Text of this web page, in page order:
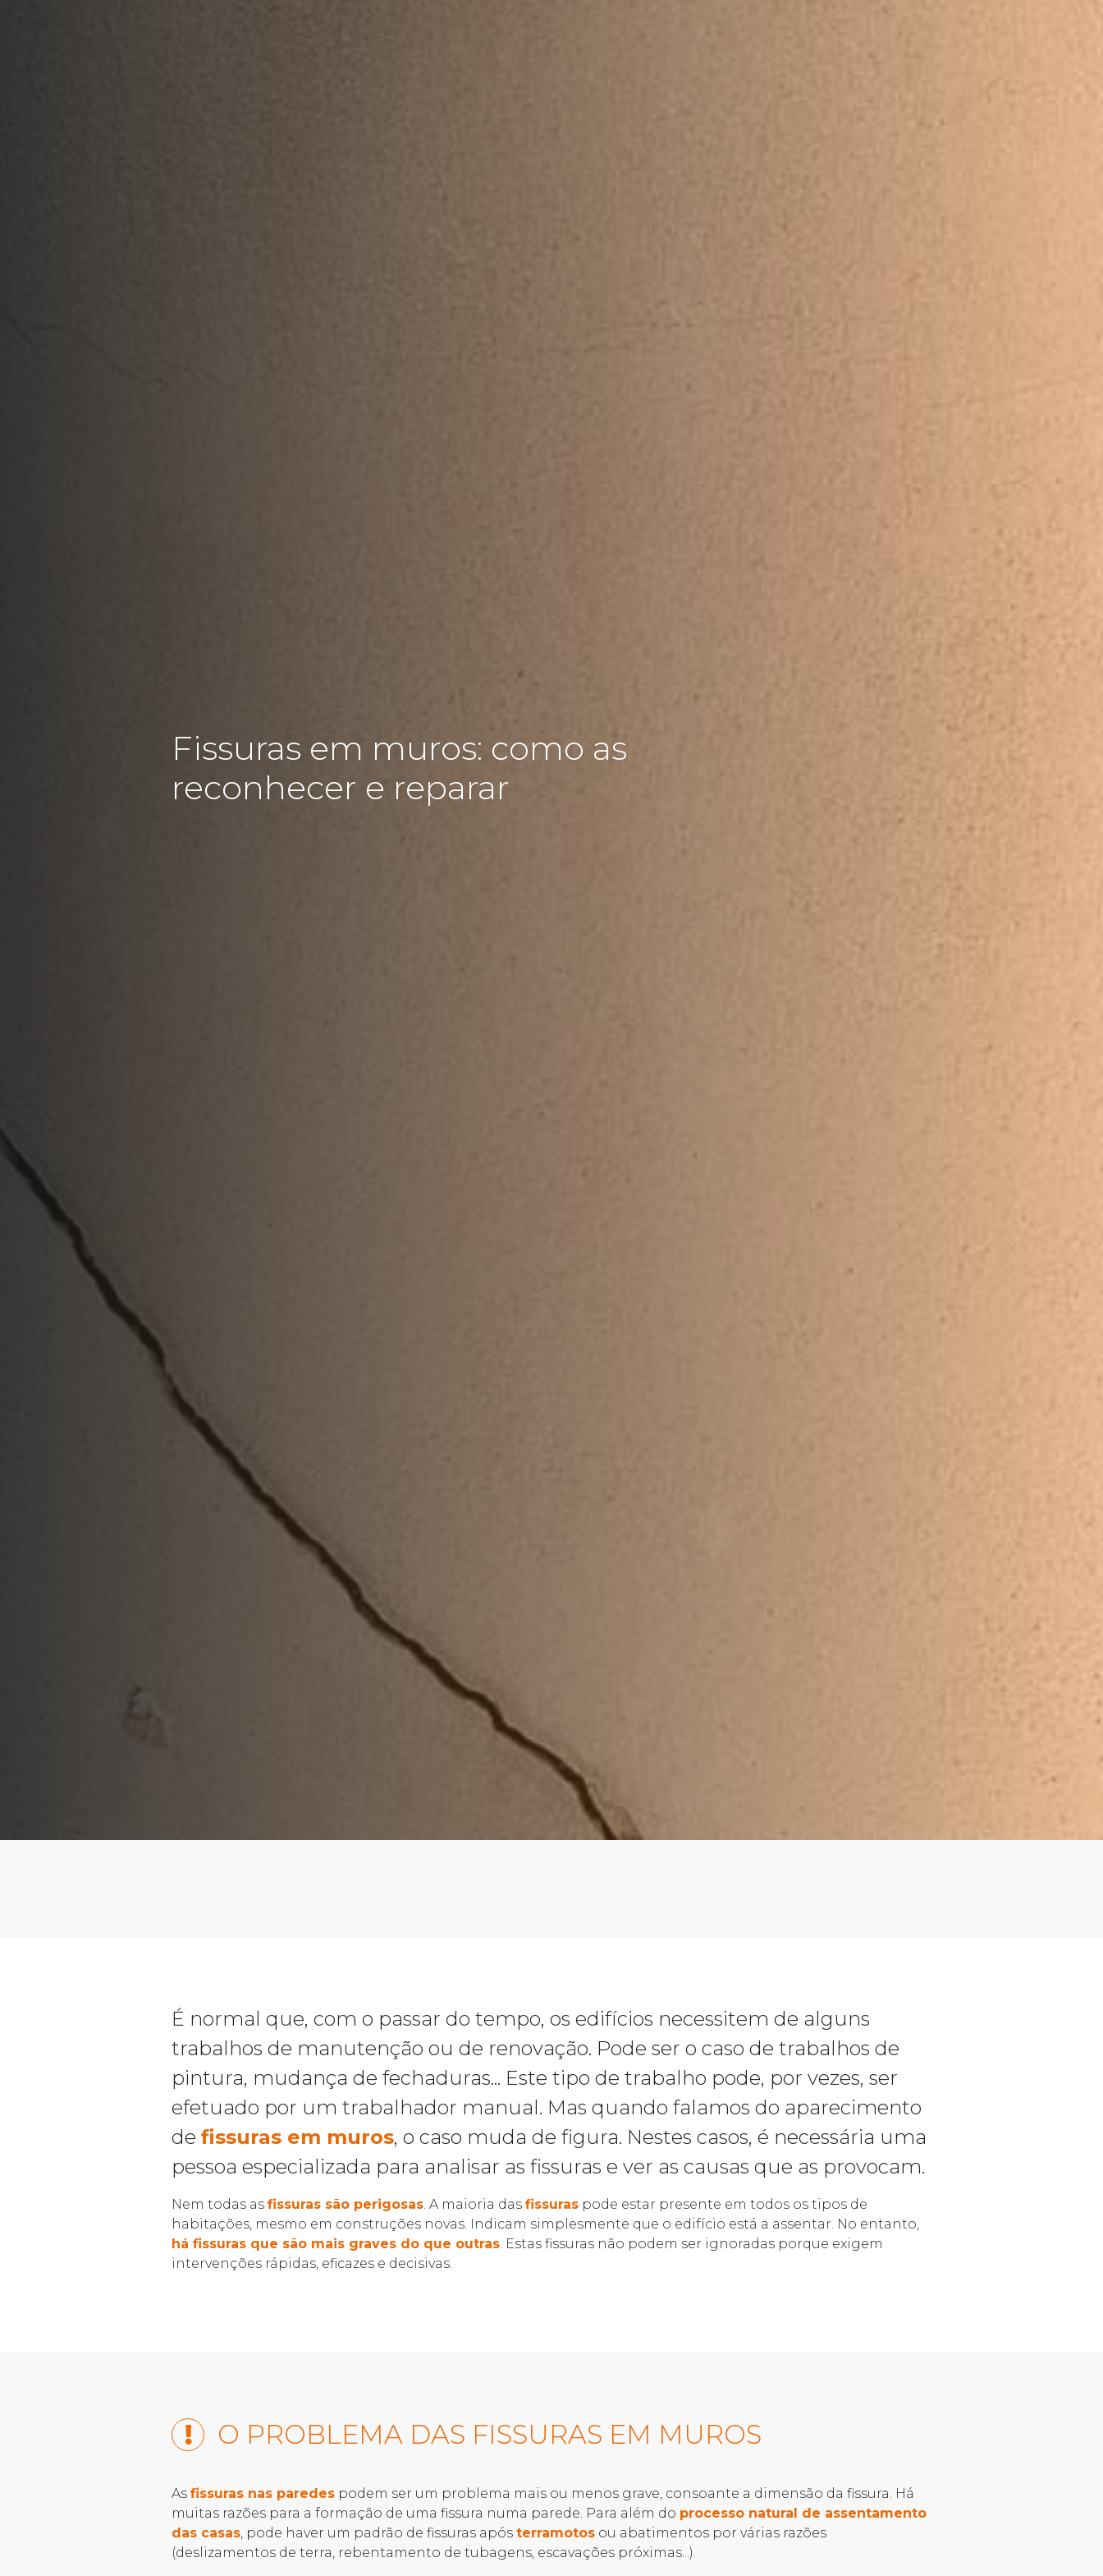
Fissuras em muros: como as
reconhecer e reparar
É normal que, com o passar do tempo, os edifícios necessitem de alguns
trabalhos de manutenção ou de renovação. Pode ser o caso de trabalhos de
pintura, mudança de fechaduras... Este tipo de trabalho pode, por vezes, ser
efetuado por um trabalhador manual. Mas quando falamos do aparecimento
de fissuras em muros, o caso muda de figura. Nestes casos, é necessária uma
pessoa especializada para analisar as fissuras e ver as causas que as provocam.
Nem todas as fissuras são perigosas. A maioria das fissuras pode estar presente em todos os tipos de
habitações, mesmo em construções novas. Indicam simplesmente que o edifício está a assentar. No entanto,
há fissuras que são mais graves do que outras. Estas fissuras não podem ser ignoradas porque exigem
intervenções rápidas, eficazes e decisivas.
O PROBLEMA DAS FISSURAS EM MUROS
As fissuras nas paredes podem ser um problema mais ou menos grave, consoante a dimensão da fissura. Há
muitas razões para a formação de uma fissura numa parede. Para além do processo natural de assentamento
das casas, pode haver um padrão de fissuras após terramotos ou abatimentos por várias razões
(deslizamentos de terra, rebentamento de tubagens, escavações próximas...).